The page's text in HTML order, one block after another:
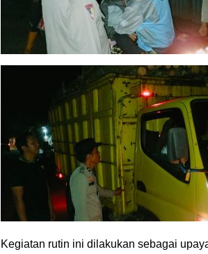
Kegiatan rutin ini dilakukan sebagai